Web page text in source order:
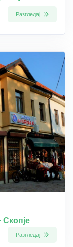
Разгледај
Разгледај